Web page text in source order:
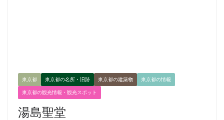
東京都 東京都の名所・旧跡 東京都の建築物 東京都の情報
東京都の観光情報・観光スポット
湯島聖堂